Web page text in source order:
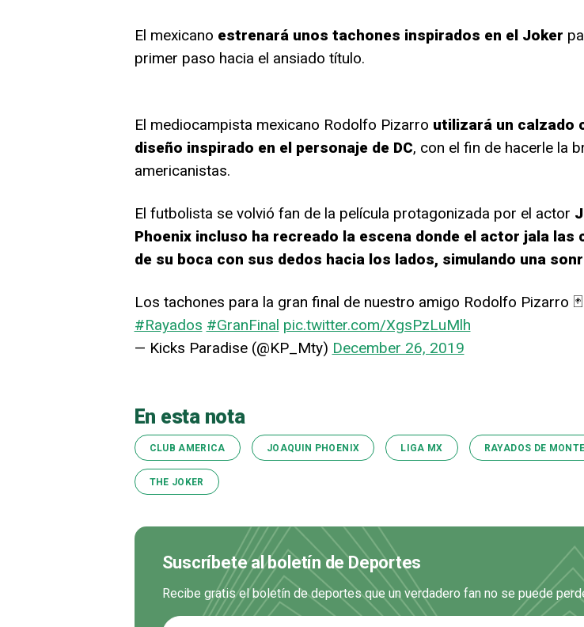
El mexicano estrenará unos tachones inspirados en el Joker
primer paso hacia el ansiado título.
El mediocampista mexicano Rodolfo Pizarro utilizará un calzado
diseño inspirado en el personaje de DC, con el fin de hacerle la
americanistas.
El futbolista se volvió fan de la película protagonizada por el actor
Phoenix incluso ha recreado la escena donde el actor jala las
de su boca con sus dedos hacia los lados, simulando una
Los tachones para la gran final de nuestro amigo Rodolfo Pizarro
#Rayados #GranFinal pic.twitter.com/XgsPzLuMlh
— Kicks Paradise (@KP_Mty) December 26, 2019
En esta nota
CLUB AMERICA JOAQUIN PHOENIX LIGA MX RAYADOS DE
THE JOKER
Suscríbete al boletín de Deportes
Recibe gratis el boletín de deportes que un verdadero fan no se puede